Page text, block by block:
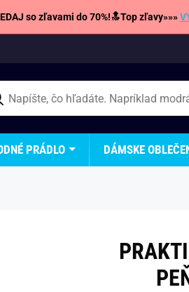
so zľavami do 70%!🔝Top zľavy»»»
PRÁDLO DÁMSKE